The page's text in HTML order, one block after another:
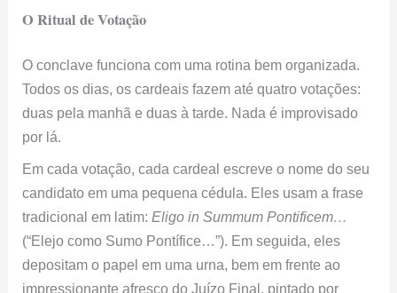
O Ritual de Votação
O conclave funciona com uma rotina bem organizada.
Todos os dias, os cardeais fazem até quatro votações:
duas pela manhã e duas à tarde. Nada é improvisado
por lá.
Em cada votação, cada cardeal escreve o nome do seu
candidato em uma pequena cédula. Eles usam a frase
tradicional em latim:Eligo in Summum Pontificem…
(“Elejo como Sumo Pontífice…”). Em seguida, eles
depositam o papel em uma urna, bem em frente ao
impressionante afresco do Juízo Final, pintado por